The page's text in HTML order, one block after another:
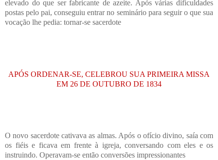
elevado do que ser fabricante de azeite. Após várias dificuldades
postas pelo pai, conseguiu entrar no seminário para seguir o que sua
vocação lhe pedia: tornar-se sacerdote
APÓS ORDENAR-SE, CELEBROU SUA PRIMEIRA MISSA
EM 26 DE OUTUBRO DE 1834
O novo sacerdote cativava as almas. Após o ofício divino, saía com
os fiéis e ficava em frente à igreja, conversando com eles e os
instruindo. Operavam-se então conversões impressionantes